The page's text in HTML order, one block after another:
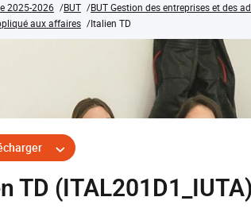
2025-2026 BUT BUT Gestion des entreprises et des
aux affaires
Italien TD
TD (ITAL201D1_IUTA)